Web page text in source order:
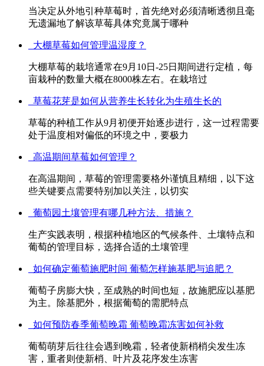
当决定从外地引种草莓时，首先绝对必须清晰透彻且毫
无遗漏地了解该草莓具体究竟属于哪种
大棚草莓如何管理温湿度？
大棚草莓的栽培通常在9月10日-25日期间进行定植，每
亩栽种的数量大概在8000株左右。在栽培过
草莓花芽是如何从营养生长转化为生殖生长的
草莓的种植工作从9月初便开始逐步进行，这一过程需要
处于温度相对偏低的环境之中，要极力
高温期间草莓如何管理？
在高温期间，草莓的管理需要格外谨慎且精细，以下这
些关键要点需要特别加以关注，以切实
葡萄园土壤管理有哪几种方法、措施？
生产实践表明，根据种植地区的气候条件、土壤特点和
葡萄的管理目标，选择合适的土壤管理
如何确定葡萄施肥时间 葡萄怎样施基肥与追肥？
葡萄子房膨大快，至成熟的时间也短，故施肥应以基肥
为主。除基肥外，根据葡萄的需肥特点
如何预防春季葡萄晚霜 葡萄晚霜冻害如何补救
葡萄萌芽后往往会遇到晚霜，轻者使新梢梢尖发生冻
害，重者则使新梢、叶片及花序发生冻害